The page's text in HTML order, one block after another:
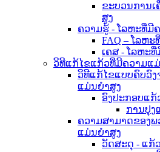
ຂະບວນການ
ສູງ
ຄວາມຮູ້ - ໂລຫະທີ່ມີ
FAQ – ໂລຫ
ເຄສ - ໂລຫະ
ວິທີແກ້ໄຂແກ້ວທີ່ມີຄວາມແ
ວິທີແກ້ໄຂແບບຄົບວົ
ແມ່ນຍໍາສູງ
ອົງປະກອບແກ້
ການປຸງ
ຄວາມສາມາດຂອງ
ແມ່ນຍໍາສູງ
ວັດສະດຸ - ແກ້ວ